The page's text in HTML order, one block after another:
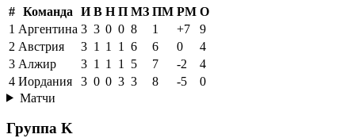
# Команда И В Н П МЗ ПМ РМ О
1 Аргентина 3 3 0 0 8 1 +7
9
2 Австрия 3 1 1 1 6 6 0
4
3 Алжир 3 1 1 1 5 7 -2
4
4 Иордания 3 0 0 3 3 8 -5
0
Матчи
Группа K